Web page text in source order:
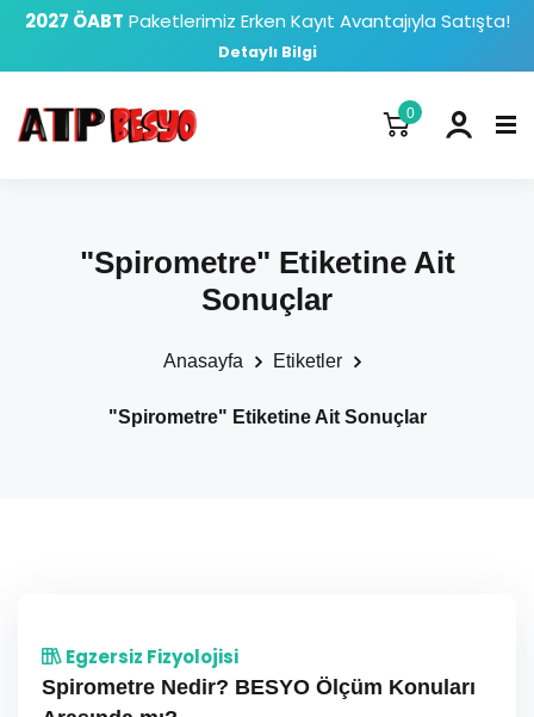
2027 ÖABT Paketlerimiz Erken Kayıt Avantajıyla Satışta!
Detaylı Bilgi
0
"Spirometre" Etiketine Ait
Sonuçlar
Anasayfa Etiketler
"Spirometre" Etiketine Ait Sonuçlar
Egzersiz Fizyolojisi
Spirometre Nedir? BESYO Ölçüm Konuları